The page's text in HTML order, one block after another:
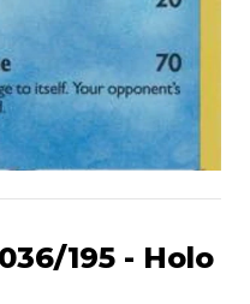
195 - Holo